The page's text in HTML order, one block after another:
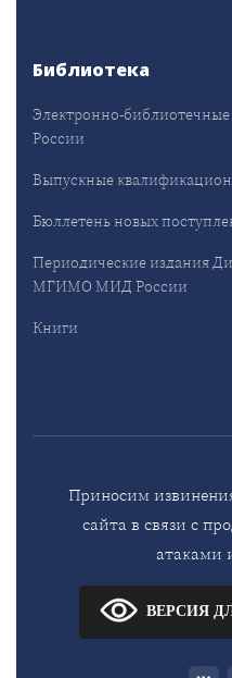
Библиотека
Электронно-
России
Выпускные
Бюллетень новых
Периодические издания
МГИМО МИД России
Книги
Приносим
сайта в связи с
атаками
ВЕРСИЯ